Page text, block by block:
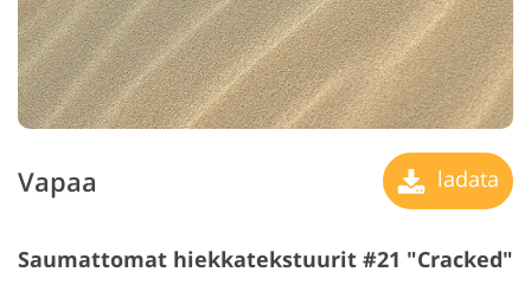
Vapaa ladata
Saumattomat hiekkatekstuurit #21 "Cracked"